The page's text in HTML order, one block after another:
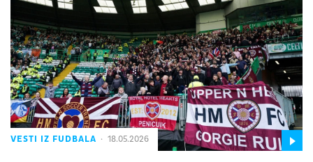
VESTI IZ FUDBALA 18.05.2026